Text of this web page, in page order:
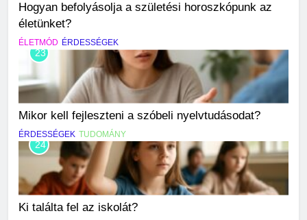
Hogyan befolyásolja a születési horoszkópunk az
életünket?
ÉLETMÓD ÉRDESSÉGEK
23
Mikor kell fejleszteni a szóbeli nyelvtudásodat?
ÉRDESSÉGEK TUDOMÁNY
24
Ki találta fel az iskolát?